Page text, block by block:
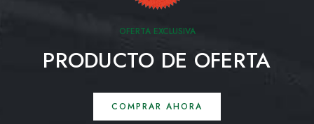
OFERTA EXCLUSIVA
PRODUCTO DE OFERTA
COMPRAR AHORA